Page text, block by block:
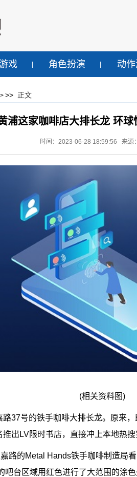
戏 角色扮演 动
> >> 正文
浦这家咖啡店大排长龙 环球
时间：2023-06-28 18:59:56 来源
(相关资料图)
37号的铁手咖啡大排长龙。原来
出LV限时书店，直接冲上本地热搜
路的Metal Hands铁手咖啡制造局
吧台区域用红色进行了大范围的涂